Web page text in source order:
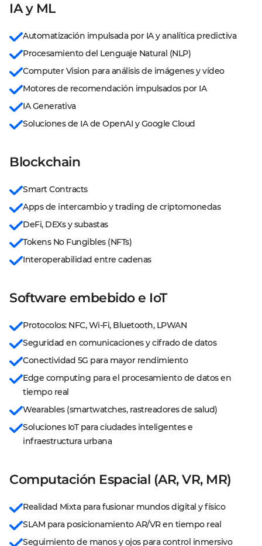
IA y ML
Automatización impulsada por IA y analítica predictiva
Procesamiento del Lenguaje Natural (NLP)
Computer Vision para análisis de imágenes y vídeo
Motores de recomendación impulsados por IA
IA Generativa
Soluciones de IA de OpenAI y Google Cloud
Blockchain
Smart Contracts
Apps de intercambio y trading de criptomonedas
DeFi, DEXs y subastas
Tokens No Fungibles (NFTs)
Interoperabilidad entre cadenas
Software embebido e IoT
Protocolos: NFC, Wi-Fi, Bluetooth, LPWAN
Seguridad en comunicaciones y cifrado de datos
Conectividad 5G para mayor rendimiento
Edge computing para el procesamiento de datos en
tiempo real
Wearables (smartwatches, rastreadores de salud)
Soluciones IoT para ciudades inteligentes e
infraestructura urbana
Computación Espacial (AR, VR, MR)
Realidad Mixta para fusionar mundos digital y físico
SLAM para posicionamiento AR/VR en tiempo real
Seguimiento de manos y ojos para control inmersivo